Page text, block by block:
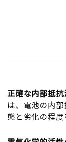
正確な内部抵抗
は、電池の内
態と劣化の程度